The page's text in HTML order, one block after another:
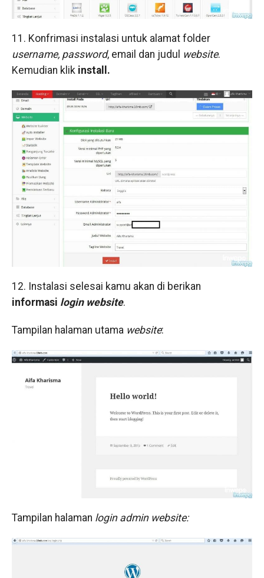
11. Konfrimasi instalasi untuk alamat folder
username, password, email dan judul website.
Kemudian klik install.
12. Instalasi selesai kamu akan di berikan
informasi login website.
Tampilan halaman utamawebsite:
Tampilan halaman login admin website: